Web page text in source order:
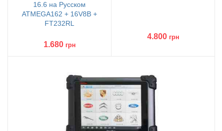
16.6 на Русском
ATMEGA162 + 16V8B +
FT232RL
1.680 грн
4.800 грн